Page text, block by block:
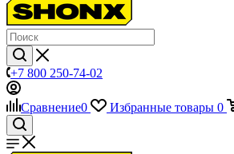
+7 800 250-74-02
Сравнение0 Избранные товары 0